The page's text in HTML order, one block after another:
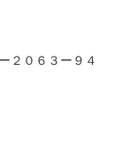
２０６３ー９４